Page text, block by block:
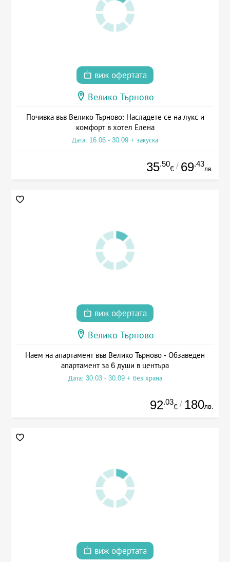
виж офертата
Велико Търново
Почивка във Велико Търново: Насладете се на лукс и
комфорт в хотел Елена
Дата: 16.06 - 30.09 + закуска
35.50
€ / 69.43
лв.
виж офертата
Велико Търново
Наем на апартамент във Велико Търново - Обзаведен
апартамент за 6 души в центъра
Дата: 30.03 - 30.09 + без храна
92.03
€ / 180лв.
виж офертата